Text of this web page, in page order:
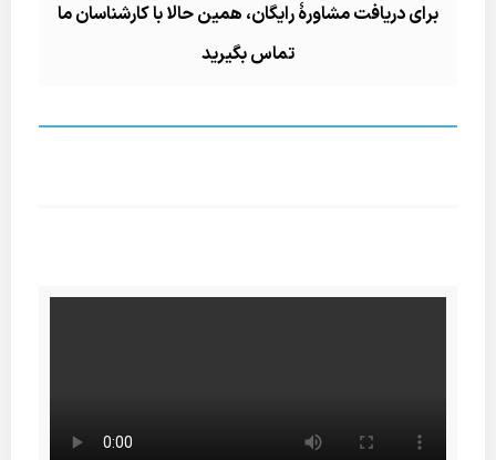
برای دریافت مشاورۀ رایگان، همین حالا با کارشناسان ما
تماس بگیرید